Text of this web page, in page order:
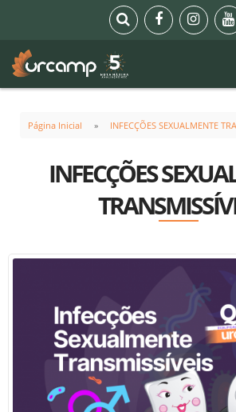
Página Inicial INFECÇÕES SEXUALMENTE
INFECÇÕES